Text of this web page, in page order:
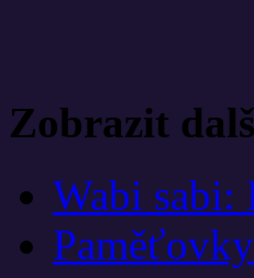
Zobrazit
Wabi sabi: